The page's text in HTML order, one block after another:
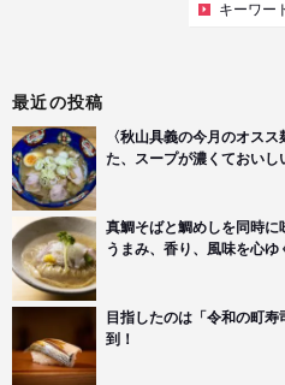
キーワー
最近の投稿
〈秋山具義の今月のオス
た、スープが濃くておいし
真鯛そばと鯛めしを同時
うまみ、香り、風味を心ゆ
目指したのは「令和の町
到！